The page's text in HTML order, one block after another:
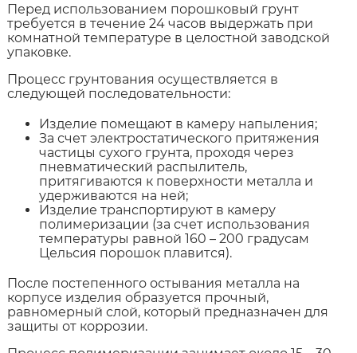
Перед использованием порошковый грунт
требуется в течение 24 часов выдержать при
комнатной температуре в целостной заводской
упаковке.
Процесс грунтования осуществляется в
следующей последовательности:
Изделие помещают в камеру напыления;
За счет электростатического притяжения
частицы сухого грунта, проходя через
пневматический распылитель,
притягиваются к поверхности металла и
удерживаются на ней;
Изделие транспортируют в камеру
полимеризации (за счет использования
температуры равной 160 – 200 градусам
Цельсия порошок плавится).
После постепенного остывания металла на
корпусе изделия образуется прочный,
равномерный слой, который предназначен для
защиты от коррозии.